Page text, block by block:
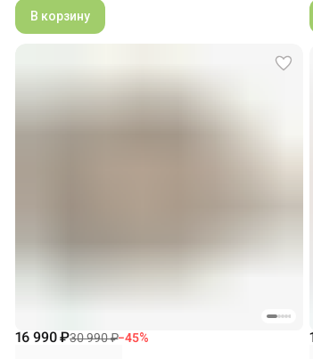
В корзину
16 990 ₽30 990 ₽−45%